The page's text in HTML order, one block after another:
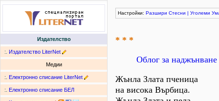
Издателство
:. Издателство LiterNet
Медии
:. Електронно списание LiterNet
:. Електронно списание БЕЛ
Настройки: Разшири Стесни | Уголеми
* * *
Облог за
Жънла Злата пченица
на висока Върбица.